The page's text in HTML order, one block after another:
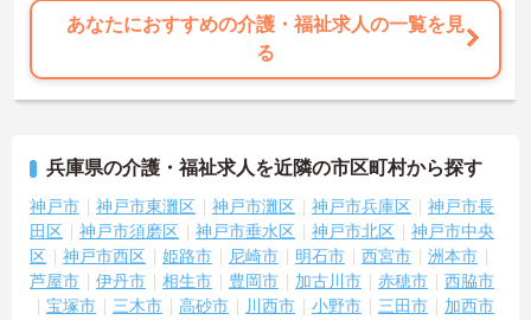
ングを実践し、腰痛などの身体的負担を減らす仕組みを導入してい
【独自の福利厚生と休日制度でプライベートも充実します】
・月9日休＋リフレッシュ休暇や夏冬休暇を確保しており、オンオフ
豊かにする嬉しい待遇が揃っています
【費用負担なしで上位資格の取得とキャリアアップが目指せます】
・資格取得費用を法人が負担し、外部研修も勤務時間内に受講でき
る充実したスキルアップ支援があります
・自己啓発奨励金や資格・役職手当が支給されるほか、若手の管理
者登用実績もあり確かな成長が目指せます
あなたにおすすめの介護・福祉求人の一覧を見
る
兵庫県の介護・福祉求人を近隣の市区町村から探す
神戸市 神戸市東灘区 神戸市灘区 神戸市兵庫区
神戸市長
田区
神戸市須磨区 神戸市垂水区 神戸市北区
神戸市中央
区
神戸市西区 姫路市 尼崎市 明石市 西宮市
洲本市
芦屋市
伊丹市 相生市 豊岡市 加古川市 赤穂市
西脇市
宝塚市
三木市 高砂市 川西市 小野市 三田市
加西市